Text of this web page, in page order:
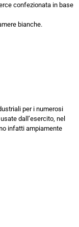
confezionata in base
bianche.
per i numerosi
dall’esercito, nel
infatti ampiamente